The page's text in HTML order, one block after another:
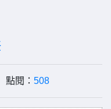
閱： 508